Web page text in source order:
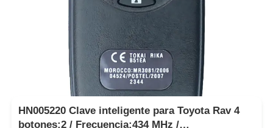
HN005220 Clave inteligente para Toyota Rav 4
botones:2 / Frecuencia:434 MHz /